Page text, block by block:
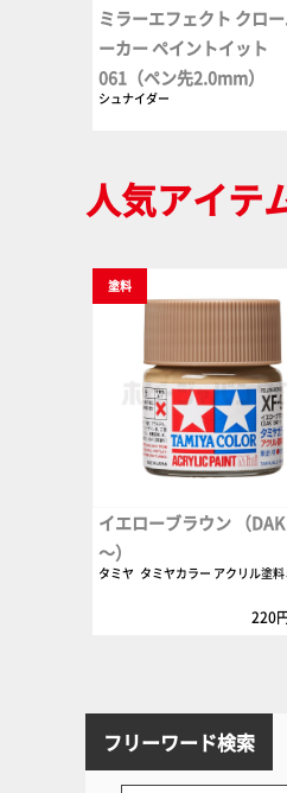
ミラーエフェクト クロ
ーカー ペイントイット
061（ペン先2.0mm）
シュナイダー
人気アイテ
塗料
イエローブラウン （
～）
タミヤ タミヤカラー アクリル塗料
220
フリーワード検索